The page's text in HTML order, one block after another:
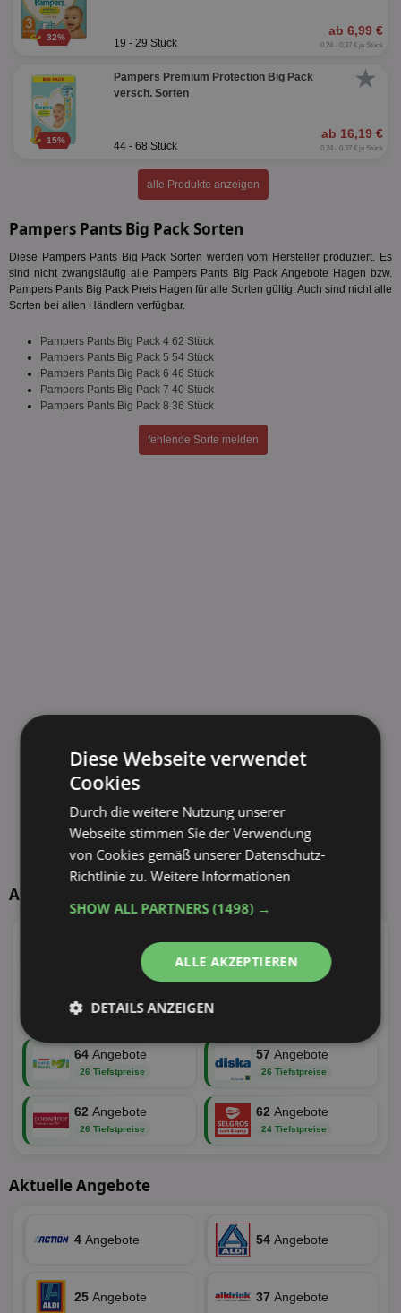
32% ab 6,99 €
19 - 29 Stück 0,24 - 0,37 € je Stück
★
15%
Pampers Premium Protection Big Pack
versch. Sorten
ab 16,19 €
44 - 68 Stück 0,24 - 0,37 € je Stück
alle Produkte anzeigen
Pampers Pants Big Pack Sorten
Diese Pampers Pants Big Pack Sorten werden vom Hersteller produziert. Es
sind nicht zwangsläufig alle Pampers Pants Big Pack Angebote Hagen bzw.
Pampers Pants Big Pack Preis Hagen für alle Sorten gültig. Auch sind nicht alle
Sorten bei allen Händlern verfügbar.
Pampers Pants Big Pack 4 62 Stück
Pampers Pants Big Pack 5 54 Stück
Pampers Pants Big Pack 6 46 Stück
Pampers Pants Big Pack 7 40 Stück
Pampers Pants Big Pack 8 36 Stück
fehlende Sorte melden
Aktuelle TOP-Händler
53 Tiefstpreise
116 Angebote
46 Tiefstpreise
41 Tiefstpreise
64 Angebote
26 Tiefstpreise
57 Angebote
26 Tiefstpreise
62 Angebote
26 Tiefstpreise
62 Angebote
24 Tiefstpreise
Aktuelle Angebote
4 Angebote 54 Angebote
25 Angebote 37 Angebote
Diese Webseite verwendet
Cookies
Durch die weitere Nutzung unserer
Webseite stimmen Sie der Verwendung
von Cookies gemäß unserer Datenschutz-
Richtlinie zu.Weitere Informationen
SHOW ALL PARTNERS(1498) →
ALLE AKZEPTIEREN
DETAILS ANZEIGEN
Unbedingt
erforderlich
Performance
Targeting Funktionalität